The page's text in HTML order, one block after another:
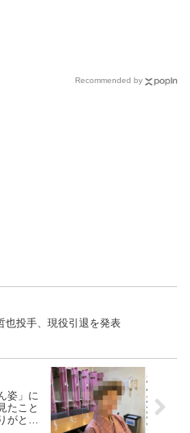
Recommended by
也投手、現役引退を発表
姿」に
たこと
とう